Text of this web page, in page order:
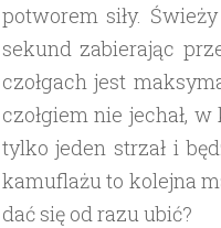
potworem siły.
sekund zabierając
czołgach jest
czołgiem nie jechał,
tylko jeden strzał i
kamuflażu to kolejna
dać się od razu ubić?